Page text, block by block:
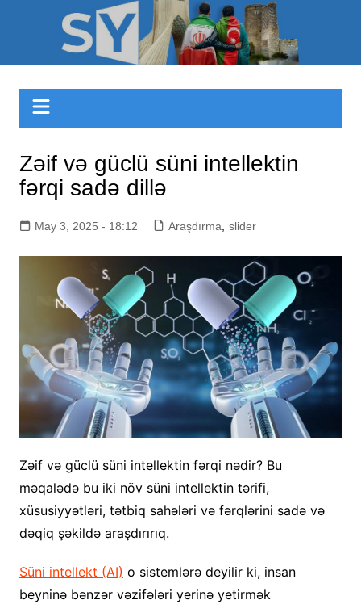
Sizinyol.org
Zəif və güclü süni intellektin
fərqi sadə dillə
May 3, 2025 - 18:12 Araşdırma slider
Zəif və güclü süni intellektin fərqi nədir? Bu
məqalədə bu iki növ süni intellektin tərifi,
xüsusiyyətləri, tətbiq sahələri və fərqlərini sadə və
dəqiq şəkildə araşdırırıq.
Süni intellekt (AI) o sistemlərə deyilir ki, insan
beyninə bənzər vəzifələri yerinə yetirmək